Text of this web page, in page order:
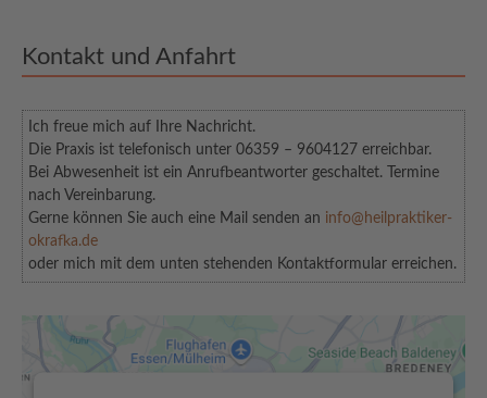
Kontakt und Anfahrt
Ich freue mich auf Ihre Nachricht.
Die Praxis ist telefonisch unter 06359 – 9604127 erreichbar.
Bei Abwesenheit ist ein Anrufbeantworter geschaltet. Termine
nach Vereinbarung.
Gerne können Sie auch eine Mail senden an info@heilpraktiker-
okrafka.de
oder mich mit dem unten stehenden Kontaktformular erreichen.